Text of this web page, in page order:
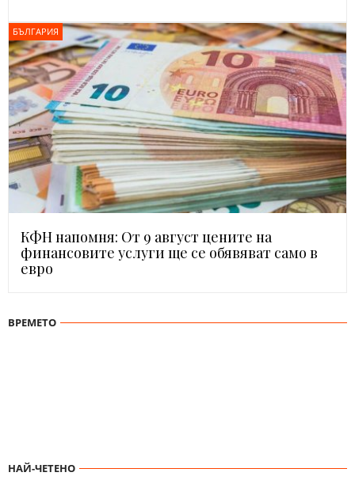
БЪЛГАРИЯ
КФН напомня: От 9 август цените на
финансовите услуги ще се обявяват само в
евро
ВРЕМЕТО
НАЙ-ЧЕТЕНО